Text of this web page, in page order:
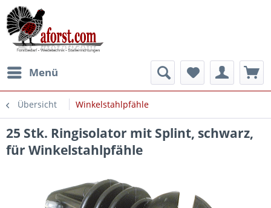
Menü
Übersicht Winkelstahlpfähle
25 Stk. Ringisolator mit Splint, schwarz,
für Winkelstahlpfähle